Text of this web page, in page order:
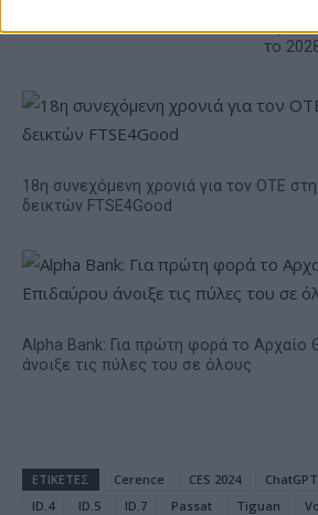
της
το
18η συνεχόμενη χρονιά για τον ΟΤΕ
δεικτών FTSE4Good
Alpha Bank: Για πρώτη φορά το Αρχαίο
άνοιξε τις πύλες του σε όλους
ΕΤΙΚΕΤΕΣ Cerence CES 2024 ChatGPT
ID.4
ID.5 ID.7 Passat Tiguan